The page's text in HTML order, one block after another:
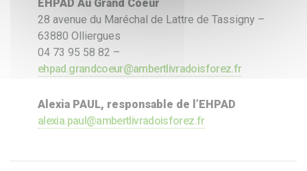
EHPAD Au Grand Coeur
28 avenue du Maréchal de Lattre de Tassigny –
63880 Olliergues
04 73 95 58 82 –
ehpad.grandcoeur@ambertlivradoisforez.fr
Alexia PAUL, responsable de l’EHPAD
alexia.paul@ambertlivradoisforez.fr